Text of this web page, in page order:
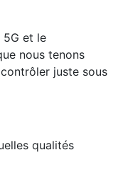
5G et le
nous tenons
juste sous
qualités